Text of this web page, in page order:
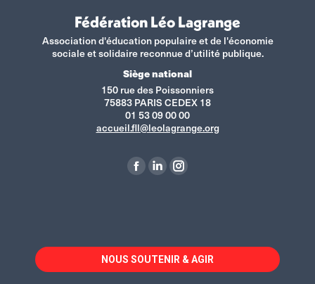
Fédération Léo Lagrange
Association d'éducation populaire et de l'économie
sociale et solidaire reconnue d’utilité publique.
Siège national
150 rue des Poissonniers
75883 PARIS CEDEX 18
01 53 09 00 00
accueil.fll@leolagrange.org
La
dans
une
La
dans
une
La
dans
une
NOUS SOUTENIR & AGIR